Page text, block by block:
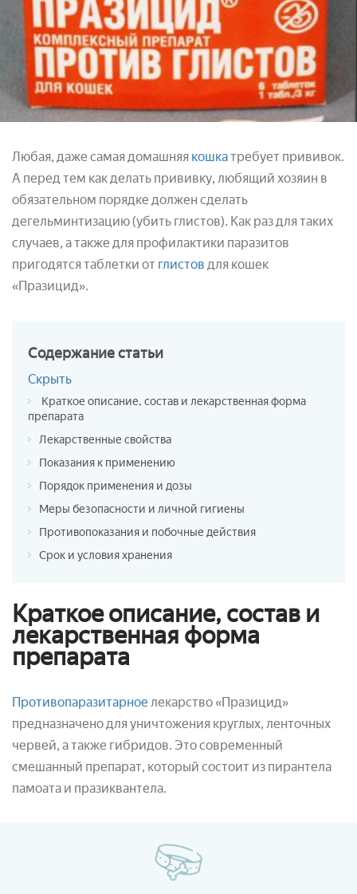
Любая, даже самая домашняя кошкатребует прививок.
А перед тем как делать прививку, любящий хозяин в
обязательном порядке должен сделать
дегельминтизацию (убить глистов). Как раз для таких
случаев, а также для профилактики паразитов
пригодятся таблетки от глистов для кошек
«Празицид».
Содержаниестатьи
Скрыть
Краткое описание, состав и лекарственная форма
препарата
Лекарственные свойства
Показания к применению
Порядок применения и дозы
Меры безопасности и личной гигиены
Противопоказания и побочные действия
Срок и условия хранения
Краткое описание, состав и
лекарственная форма
препарата
Противопаразитарное лекарство «Празицид»
предназначено для уничтожения круглых, ленточных
червей, а также гибридов. Это современный
смешанный препарат, который состоит из пирантела
памоата и празиквантела.